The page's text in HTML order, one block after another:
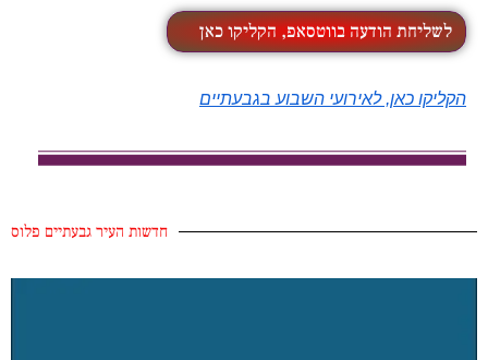
לשליחת הודעה בווטסאפ, הקליקו כאן
הקליקו כאן, לאירועי השבוע בגבעתיים
חדשות העיר גבעתיים פלוס